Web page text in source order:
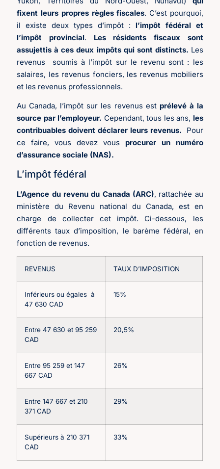
fixent leurs propres règles fiscales. C’est pourquoi,
il existe deux types d’impôt : l’impôt fédéral et
l’impôt provincial. Les résidents fiscaux sont
assujettis à ces deux impôts qui sont distincts. Les
revenus soumis à l’impôt sur le revenu sont : les
salaires, les revenus fonciers, les revenus mobiliers
et les revenus professionnels.
Au Canada, l’impôt sur les revenus est prélevé à la
source par l’employeur. Cependant, tous les ans, les
contribuables doivent déclarer leurs revenus. Pour
ce faire, vous devez vous procurer un numéro
d’assurance sociale (NAS).
L’impôt fédéral
L’Agence du revenu du Canada (ARC), rattachée au
ministère du Revenu national du Canada, est en
charge de collecter cet impôt. Ci-dessous, les
différents taux d’imposition, le barème fédéral, en
fonction de revenus.
REVENUS TAUX D’IMPOSITION
Inférieurs ou égales à
47 630 CAD
15%
Entre 47 630 et 95 259
CAD
20,5%
Entre 95 259 et 147
667 CAD
26%
Entre 147 667 et 210
371 CAD
29%
Supérieurs à 210 371
CAD
33%